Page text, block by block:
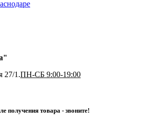
27/1.ПН-СБ 9:00-19:00
ле получения товара - звоните!